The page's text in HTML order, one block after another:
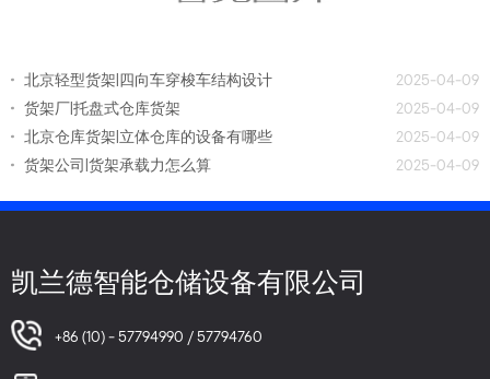
北京轻型货架|四向车穿梭车结构设计
2025-04-09
货架厂|托盘式仓库货架
2025-04-09
北京仓库货架|立体仓库的设备有哪些
2025-04-09
货架公司|货架承载力怎么算
2025-04-09
凯兰德智能仓储设备有限公司
+86 (10) - 57794990 / 57794760